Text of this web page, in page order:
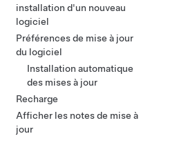
installation d'un nouveau
logiciel
Préférences de mise à jour
du logiciel
Installation automatique
des mises à jour
Recharge
Afficher les notes de mise à
jour